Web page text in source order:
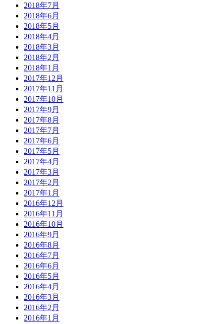
2018年7月
2018年6月
2018年5月
2018年4月
2018年3月
2018年2月
2018年1月
2017年12月
2017年11月
2017年10月
2017年9月
2017年8月
2017年7月
2017年6月
2017年5月
2017年4月
2017年3月
2017年2月
2017年1月
2016年12月
2016年11月
2016年10月
2016年9月
2016年8月
2016年7月
2016年6月
2016年5月
2016年4月
2016年3月
2016年2月
2016年1月